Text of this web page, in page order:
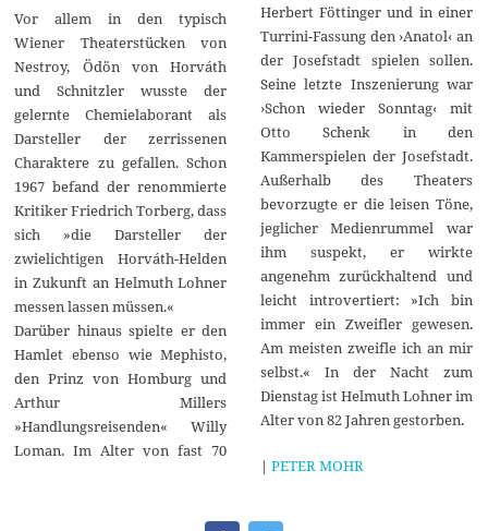
Vor allem in den typisch
Wiener Theaterstücken von
Nestroy, Ödön von Horváth
und Schnitzler wusste der
gelernte Chemielaborant als
Darsteller der zerrissenen
Charaktere zu gefallen. Schon
1967 befand der renommierte
Kritiker Friedrich Torberg, dass
sich »die Darsteller der
zwielichtigen Horváth-Helden
in Zukunft an Helmuth Lohner
messen lassen müssen.«
Darüber hinaus spielte er den
Hamlet ebenso wie Mephisto,
den Prinz von Homburg und
Arthur Millers
»Handlungsreisenden« Willy
Loman. Im Alter von fast 70
Herbert Föttinger und in einer
Turrini-Fassung den ›Anatol‹ an
der Josefstadt spielen sollen.
Seine letzte Inszenierung war
›Schon wieder Sonntag‹ mit
Otto Schenk in den
Kammerspielen der Josefstadt.
Außerhalb des Theaters
bevorzugte er die leisen Töne,
jeglicher Medienrummel war
ihm suspekt, er wirkte
angenehm zurückhaltend und
leicht introvertiert: »Ich bin
immer ein Zweifler gewesen.
Am meisten zweifle ich an mir
selbst.« In der Nacht zum
Dienstag ist Helmuth Lohner im
Alter von 82 Jahren gestorben.
| PETER MOHR